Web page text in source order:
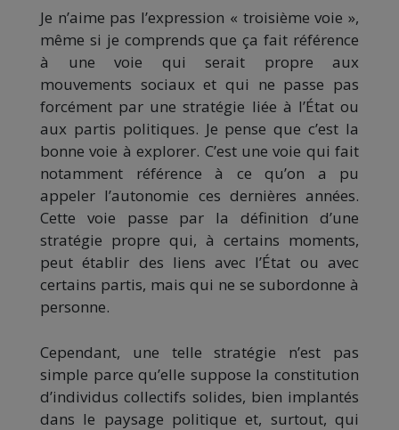
Je n’aime pas l’expression « troisième voie »,
même si je comprends que ça fait référence
à une voie qui serait propre aux
mouvements sociaux et qui ne passe pas
forcément par une stratégie liée à l’État ou
aux partis politiques. Je pense que c’est la
bonne voie à explorer. C’est une voie qui fait
notamment référence à ce qu’on a pu
appeler l’autonomie ces dernières années.
Cette voie passe par la définition d’une
stratégie propre qui, à certains moments,
peut établir des liens avec l’État ou avec
certains partis, mais qui ne se subordonne à
personne.
Cependant, une telle stratégie n’est pas
simple parce qu’elle suppose la constitution
d’individus collectifs solides, bien implantés
dans le paysage politique et, surtout, qui